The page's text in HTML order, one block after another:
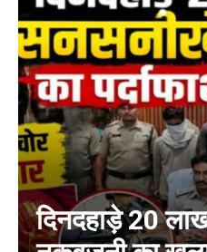
दिनदहाड़े 20